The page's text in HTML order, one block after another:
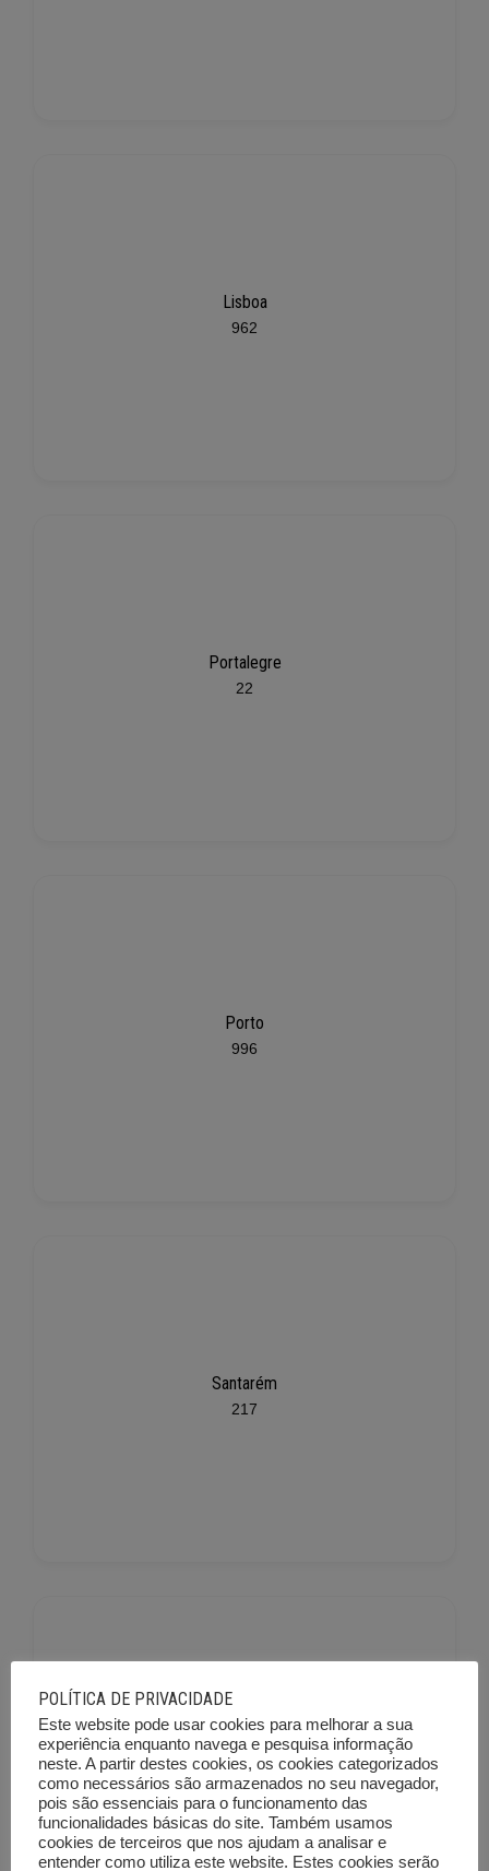
Lisboa
962
Portalegre
22
Porto
996
Santarém
217
Setúbal
225
POLÍTICA DE PRIVACIDADE
Este website pode usar cookies para melhorar a sua
experiência enquanto navega e pesquisa informação
neste. A partir destes cookies, os cookies categorizados
como necessários são armazenados no seu navegador,
pois são essenciais para o funcionamento das
funcionalidades básicas do site. Também usamos
cookies de terceiros que nos ajudam a analisar e
entender como utiliza este website. Estes cookies serão